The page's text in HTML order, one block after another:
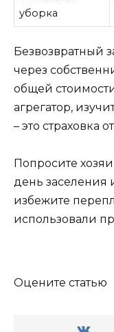
уборка
Безвозвратный
через
общей
агрегатор,
– это страховка
Попросите
день заселения
избежите
использовали
Оцените статью